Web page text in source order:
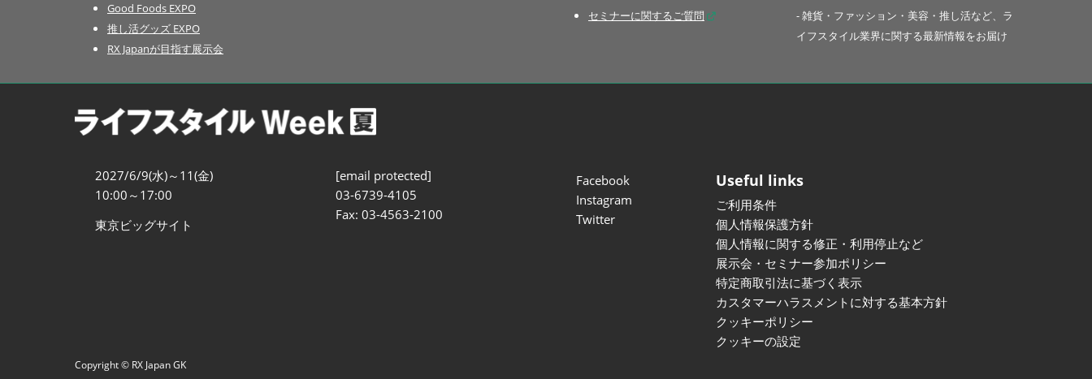
Good Foods EXPO
推し活グッズ EXPO
RX Japanが目指す展示会
セミナーに関するご質問
- 雑貨・ファッション・美容・推し活など、ラ
イフスタイル業界に関する最新情報をお届け
2027/6/9(水)～11(金)
10:00～17:00
東京ビッグサイト
[email protected]
03-6739-4105
Fax: 03-4563-2100
Facebook
Instagram
Twitter
Useful links
ご利用条件
個人情報保護方針
個人情報に関する修正・利用停止など
展示会・セミナー参加ポリシー
特定商取引法に基づく表示
カスタマーハラスメントに対する基本方針
クッキーポリシー
クッキーの設定
Copyright © RX Japan GK